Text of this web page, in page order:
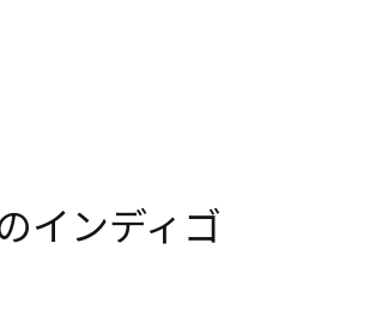
インディゴ